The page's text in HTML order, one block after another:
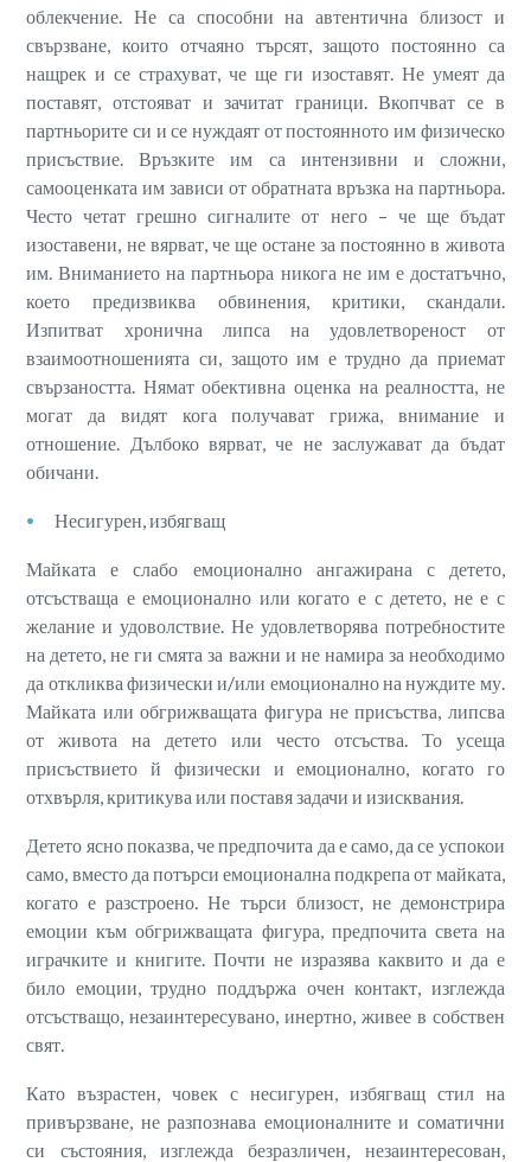
облекчение. Не са способни на автентична близост и
свързване, които отчаяно търсят, защото постоянно са
нащрек и се страхуват, че ще ги изоставят. Не умеят да
поставят, отстояват и зачитат граници. Вкопчват се в
партньорите си и се нуждаят от постоянното им физическо
присъствие. Връзките им са интензивни и сложни,
самооценката им зависи от обратната връзка на партньора.
Често четат грешно сигналите от него – че ще бъдат
изоставени, не вярват, че ще остане за постоянно в живота
им. Вниманието на партньора никога не им е достатъчно,
което предизвиква обвинения, критики, скандали.
Изпитват хронична липса на удовлетвореност от
взаимоотношенията си, защото им е трудно да приемат
свързаността. Нямат обективна оценка на реалността, не
могат да видят кога получават грижа, внимание и
отношение. Дълбоко вярват, че не заслужават да бъдат
обичани.
Несигурен, избягващ
Майката е слабо емоционално ангажирана с детето,
отсъстваща е емоционално или когато е с детето, не е с
желание и удоволствие. Не удовлетворява потребностите
на детето, не ги смята за важни и не намира за необходимо
да откликва физически и/или емоционално на нуждите му.
Майката или обгрижващата фигура не присъства, липсва
от живота на детето или често отсъства. То усеща
присъствието й физически и емоционално, когато го
отхвърля, критикува или поставя задачи и изисквания.
Детето ясно показва, че предпочита да е само, да се успокои
само, вместо да потърси емоционална подкрепа от майката,
когато е разстроено. Не търси близост, не демонстрира
емоции към обгрижващата фигура, предпочита света на
играчките и книгите. Почти не изразява каквито и да е
било емоции, трудно поддържа очен контакт, изглежда
отсъстващо, незаинтересувано, инертно, живее в собствен
свят.
Като възрастен, човек с несигурен, избягващ стил на
привързване, не разпознава емоционалните и соматични
си състояния, изглежда безразличен, незаинтересован,